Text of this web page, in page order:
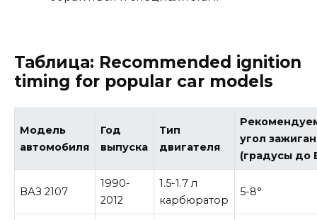
Таблица: Recommended ignition
timing for popular car models
Модель
автомобиля
Год
выпуска
Тип
двигателя
угол
(градусы до
ВАЗ 2107
1990-
2012
1.5-1.7 л
карбюратор
5-8°